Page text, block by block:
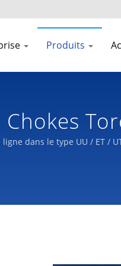
Produits
Chokes
Et
ligne dans le type UU /
clients.